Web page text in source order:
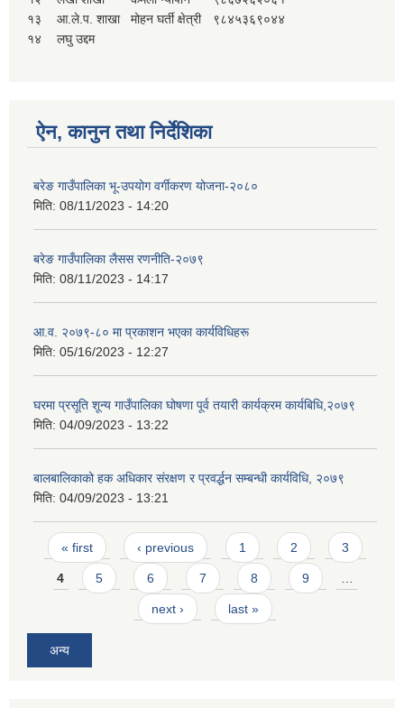
१३
आ.ले.प. शाखा मोहन घर्ती क्षेत्री
९८४५३६९०४४
१४
लघु उद्दम
ऐन, कानुन तथा निर्देशिका
बरेङ गाउँपालिका भू-उपयोग वर्गीकरण योजना-२०८०
मिति: 08/11/2023 - 14:20
बरेङ गाउँपालिका लैसस रणनीति-२०७९
मिति: 08/11/2023 - 14:17
आ.व. २०७९-८० मा प्रकाशन भएका कार्यविधिहरू
मिति: 05/16/2023 - 12:27
घरमा प्रसूति शून्य गाउँपालिका घोषणा पूर्व तयारी कार्यक्रम कार्यबिधि,२०७९
मिति: 04/09/2023 - 13:22
बालबालिकाको हक अधिकार संरक्षण र प्रवर्द्धन सम्बन्धी कार्यविधि, २०७९
मिति: 04/09/2023 - 13:21
Pages
« first ‹ previous 1 2 3
4 5 6 7 8 9
next › last »
अन्य